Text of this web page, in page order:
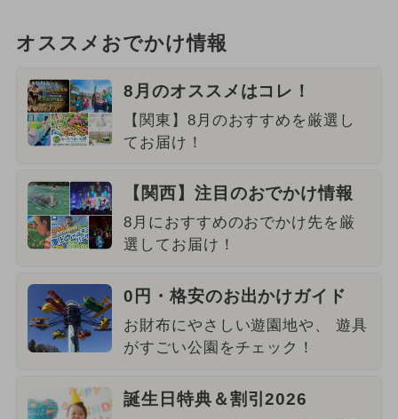
オススメおでかけ情報
8月のオススメはコレ！
【関東】8月のおすすめを厳選し
てお届け！
【関西】注目のおでかけ情報
8月におすすめのおでかけ先を厳
選してお届け！
0円・格安のお出かけガイド
お財布にやさしい遊園地や、 遊具
がすごい公園をチェック！
誕生日特典＆割引2026